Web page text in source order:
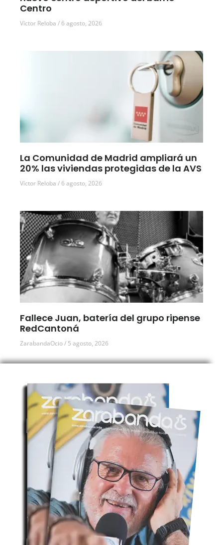
Centro
Víctor Reloba 6 agosto, 2026
La Comunidad de Madrid ampliará un
20% las viviendas protegidas de la AVS
Víctor Reloba 6 agosto, 2026
Fallece Juan, batería del grupo ripense
RedCantoná
ZarabandaOcio 5 agosto, 2026